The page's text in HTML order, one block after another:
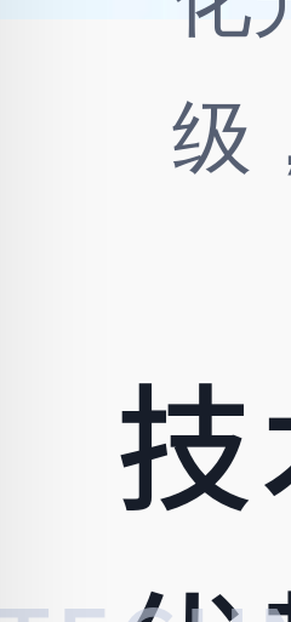
+
合
构
技